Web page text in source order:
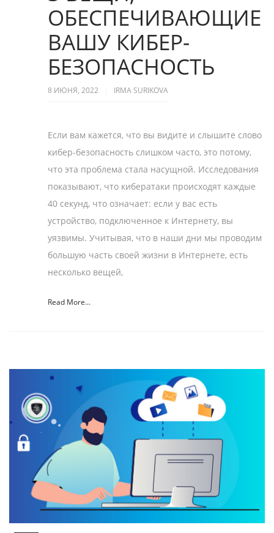
ОБЕСПЕЧИВАЮЩИЕ
ВАШУ КИБЕР-
БЕЗОПАСНОСТЬ
8 ИЮНЯ, 2022 IRMA SURIKOVA
Если вам кажется, что вы видите и слышите слово
кибер-безопасность слишком часто, это потому,
что эта проблема стала насущной. Исследования
показывают, что кибератаки происходят каждые
40 секунд, что означает: если у вас есть
устройство, подключенное к Интернету, вы
уязвимы. Учитывая, что в наши дни мы проводим
большую часть своей жизни в Интернете, есть
несколько вещей,
Read More...